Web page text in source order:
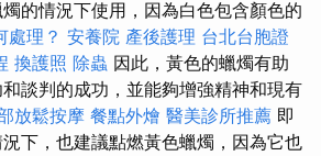
的情況下使用，因為白色包含顏色的
處理？ 安養院 產後護理 台北台胞證
換護照 除蟲 因此，黃色的蠟燭有助
談判的成功，並能夠增強精神和現有
放鬆按摩 餐點外燴 醫美診所推薦 即
下，也建議點燃黃色蠟燭，因為它也